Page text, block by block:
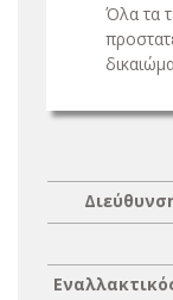
Όλα τα